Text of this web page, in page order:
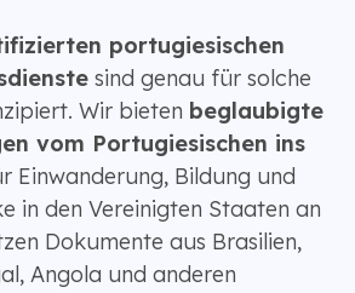
portugiesischen
sind genau für solche
Wir bieten beglaubigte
vom Portugiesischen ins
Einwanderung, Bildung und
in den Vereinigten Staaten an
Dokumente aus Brasilien,
Angola und anderen